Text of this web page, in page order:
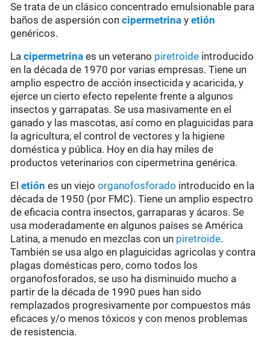
Se trata de un clásico concentrado emulsionable para
baños de aspersión concipermetrina y etión
genéricos.
Lacipermetrinaes un veterano piretroide introducido
en la década de 1970 por varias empresas. Tiene un
amplio espectro de acción insecticida y acaricida, y
ejerce un cierto efecto repelente frente a algunos
insectos y garrapatas. Se usa masivamente en el
ganado y las mascotas, así como en plaguicidas para
la agricultura, el control de vectores y la higiene
doméstica y pública. Hoy en día hay miles de
productos veterinarios con cipermetrina genérica.
Eletión es un viejoorganofosforado introducido en la
década de 1950 (por FMC). Tiene un amplio espectro
de eficacia contra insectos, garraparas y ácaros. Se
usa moderadamente en algunos países se América
Latina, a menudo en mezclas con un piretroide.
También se usa algo en plaguicidas agricolas y contra
plagas domésticas pero, como todos los
organofosforados, se uso ha disminuido mucho a
partir de la década de 1990 pues han sido
remplazados progresivamente por compuestos más
eficaces y/o menos tóxicos y con menos problemas
de resistencia.